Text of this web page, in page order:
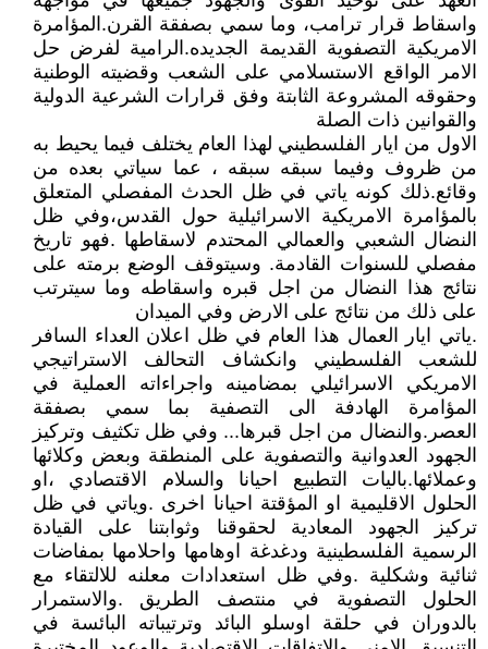
واسقاط قرار ترامب، وما سمي بصفقة القرن.المؤامرة
الامريكية التصفوية القديمة الجديده.الرامية لفرض حل
الامر الواقع الاستسلامي على الشعب وقضيته الوطنية
وحقوقه المشروعة الثابتة وفق قرارات الشرعية الدولية
والقوانين ذات الصلة
الاول من ايار الفلسطيني لهذا العام يختلف فيما يحيط به
من ظروف وفيما سبقه سبقه ، عما سياتي بعده من
وقائع.ذلك كونه ياتي في ظل الحدث المفصلي المتعلق
بالمؤامرة الامريكية الاسرائيلية حول القدس،وفي ظل
النضال الشعبي والعمالي المحتدم لاسقاطها .فهو تاريخ
مفصلي للسنوات القادمة. وسيتوقف الوضع برمته على
نتائج هذا النضال من اجل قبره واسقاطه وما سيترتب
على ذلك من نتائج على الارض وفي الميدان
.ياتي ايار العمال هذا العام في ظل اعلان العداء السافر
للشعب الفلسطيني وانكشاف التحالف الاستراتيجي
الامريكي الاسرائيلي بمضامينه واجراءاته العملية في
المؤامرة الهادفة الى التصفية بما سمي بصفقة
العصر.والنضال من اجل قبرها... وفي ظل تكثيف وتركيز
الجهود العدوانية والتصفوية على المنطقة وبعض وكلائها
وعملائها.باليات التطبيع احيانا والسلام الاقتصادي ،او
الحلول الاقليمية او المؤقتة احيانا اخرى .وياتي في ظل
تركيز الجهود المعادية لحقوقنا وثوابتنا على القيادة
الرسمية الفلسطينية ودغدغة اوهامها واحلامها بمفاضات
ثنائية وشكلية .وفي ظل استعدادات معلنه للالتقاء مع
الحلول التصفوية في منتصف الطريق .والاستمرار
بالدوران في حلقة اوسلو البائد وترتيباته البائسة في